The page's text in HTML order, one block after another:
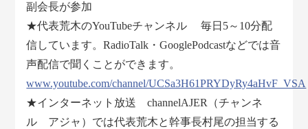
副会長が参加
★代表荒木のYouTubeチャンネル 毎日5～10分配
信しています。RadioTalk・GooglePodcastなどでは音
声配信で聞くことができます。
www.youtube.com/channel/UCSa3H61PRYDyRy4aHvF_VSA
★インターネット放送 channelAJER（チャンネ
ル アジャ）では代表荒木と幹事長村尾の担当する